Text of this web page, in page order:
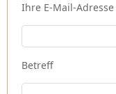
Ihre E-Mail-
Betreff